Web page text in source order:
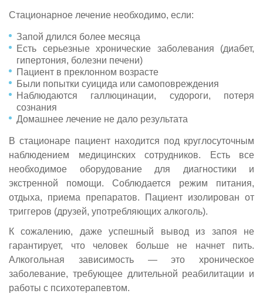
Стационарное лечение необходимо, если:
Запой длился более месяца
Есть серьезные хронические заболевания (диабет,
гипертония, болезни печени)
Пациент в преклонном возрасте
Были попытки суицида или самоповреждения
Наблюдаются галлюцинации, судороги, потеря
сознания
Домашнее лечение не дало результата
В стационаре пациент находится под круглосуточным
наблюдением медицинских сотрудников. Есть все
необходимое оборудование для диагностики и
экстренной помощи. Соблюдается режим питания,
отдыха, приема препаратов. Пациент изолирован от
триггеров (друзей, употребляющих алкоголь).
К сожалению, даже успешный вывод из запоя не
гарантирует, что человек больше не начнет пить.
Алкогольная зависимость — это хроническое
заболевание, требующее длительной реабилитации и
работы с психотерапевтом.